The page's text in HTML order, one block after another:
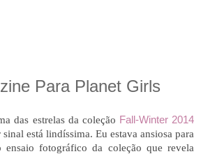
Para Planet Girls
das estrelas da coleção Fall-Winter 2014
está lindíssima. Eu estava ansiosa para
fotográfico da coleção que revela